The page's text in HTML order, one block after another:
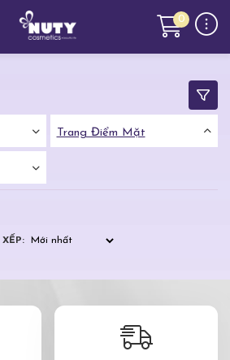
0
Trang Điểm Mặt
XẾP: